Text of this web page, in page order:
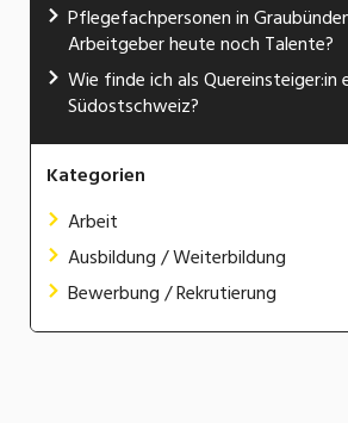
Pflegefachpersonen in
Arbeitgeber heute noch Talente?
Wie finde ich als Quereinsteiger:in
Südostschweiz?
Kategorien
Arbeit
Ausbildung / Weiterbildung
Bewerbung / Rekrutierung